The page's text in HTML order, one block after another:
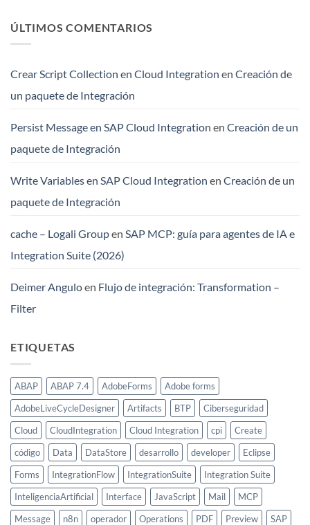
ÚLTIMOS COMENTARIOS
Crear Script Collection en Cloud Integration en Creación de
un paquete de Integración
Persist Message en SAP Cloud Integration en Creación de un
paquete de Integración
Write Variables en SAP Cloud Integration en Creación de un
paquete de Integración
cache – Logali Groupen SAP MCP: guía para agentes de IA e
Integration Suite (2026)
Deimer Anguloen Flujo de integración: Transformation –
Filter
ETIQUETAS
ABAP ABAP 7.4 AdobeForms
Adobe forms
AdobeLiveCycleDesigner
Artifacts BTP
Ciberseguridad
Cloud
CloudIntegration Cloud Integration cpi
Create
código
Data DataStore desarrollo developer
Eclipse
Forms
IntegrationFlow IntegrationSuite
Integration Suite
InteligenciaArtificial
Interface JavaScript Mail
MCP
Message
n8n operador Operations PDF Preview
SAP